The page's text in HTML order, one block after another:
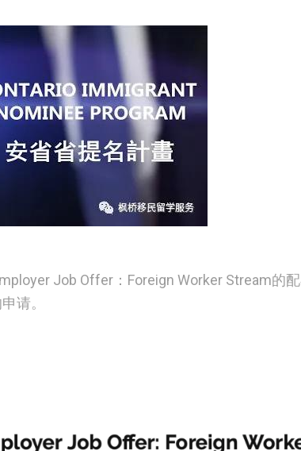
Job Offer：Foreign Worker Stream的
请。